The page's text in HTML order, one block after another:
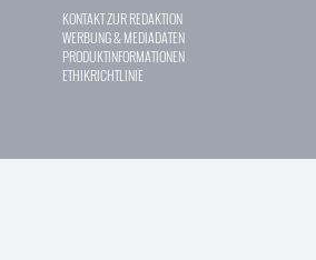
KONTAKT ZUR REDAKTION
WERBUNG & MEDIADATEN
PRODUKTINFORMATIONEN
ETHIKRICHTLINIE